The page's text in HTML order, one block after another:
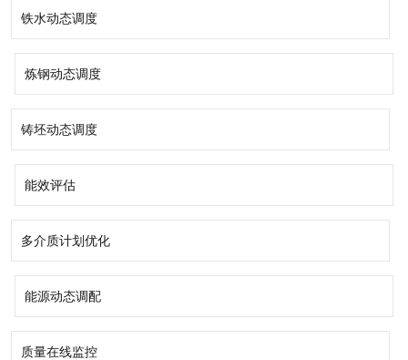
铁水动态调度
炼钢动态调度
铸坯动态调度
能效评估
多介质计划优化
能源动态调配
质量在线监控